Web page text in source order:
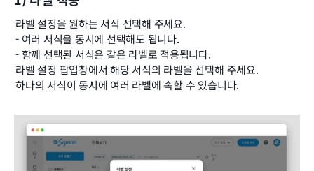
라벨 설정을 원하는 서식 선택해 주세요.
- 여러 서식을 동시에 선택해도 됩니다.
- 함께 선택된 서식은 같은 라벨로 적용됩니다.
라벨 설정 팝업창에서 해당 서식의 라벨을 선택해 주세요.
하나의 서식이 동시에 여러 라벨에 속할 수 있습니다.